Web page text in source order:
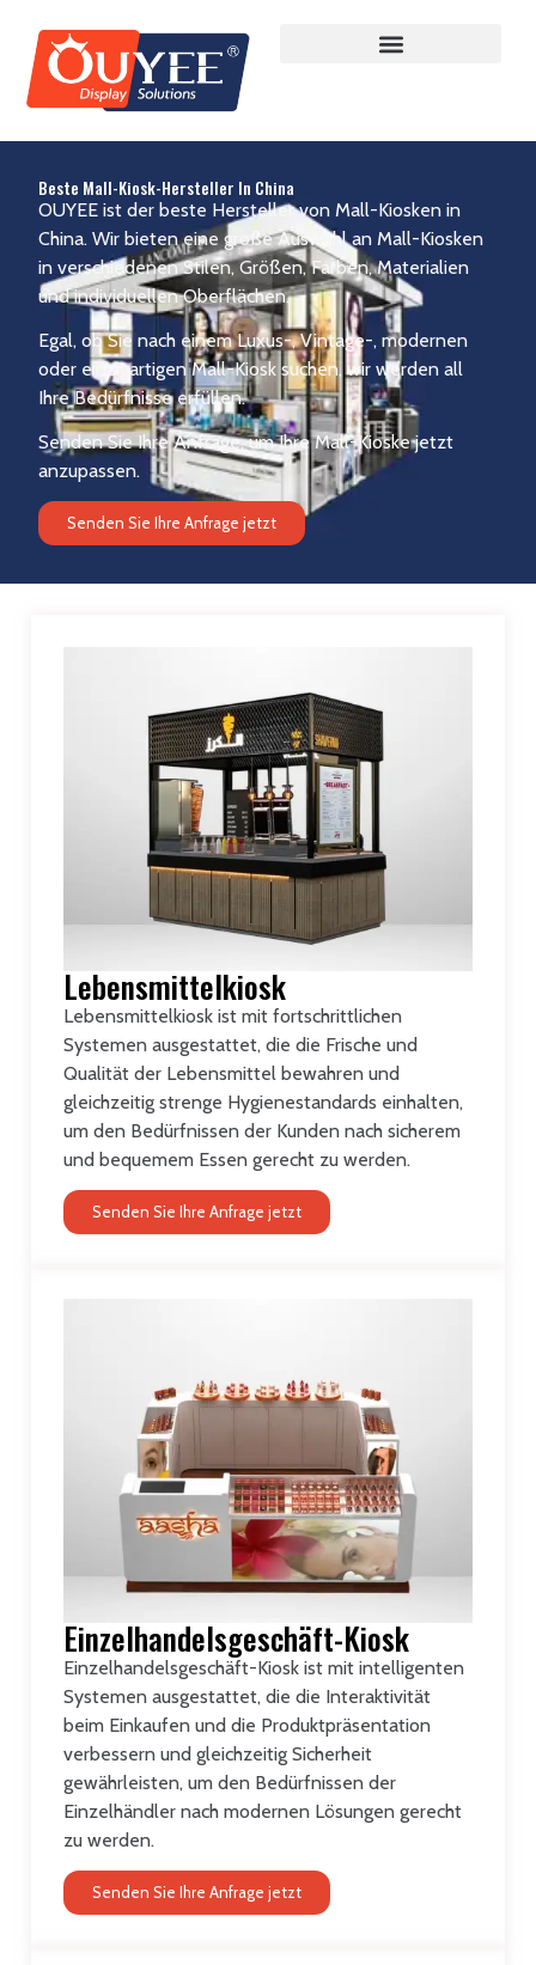
Beste Mall-Kiosk-Hersteller In China
OUYEE ist der beste Hersteller von Mall-Kiosken in
China. Wir bieten eine große Auswahl an Mall-Kiosken
in verschiedenen Stilen, Größen, Farben, Materialien
und individuellen Oberflächen.
Egal, ob Sie nach einem Luxus-, Vintage-, modernen
oder einzigartigen Mall-Kiosk suchen, wir werden all
Ihre Bedürfnisse erfüllen.
Senden Sie Ihre Anfrage, um Ihre Mall-Kioske jetzt
anzupassen.
Senden Sie Ihre Anfrage jetzt
Lebensmittelkiosk
Lebensmittelkiosk ist mit fortschrittlichen
Systemen ausgestattet, die die Frische und
Qualität der Lebensmittel bewahren und
gleichzeitig strenge Hygienestandards einhalten,
um den Bedürfnissen der Kunden nach sicherem
und bequemem Essen gerecht zu werden.
Senden Sie Ihre Anfrage jetzt
Einzelhandelsgeschäft-Kiosk
Einzelhandelsgeschäft-Kiosk ist mit intelligenten
Systemen ausgestattet, die die Interaktivität
beim Einkaufen und die Produktpräsentation
verbessern und gleichzeitig Sicherheit
gewährleisten, um den Bedürfnissen der
Einzelhändler nach modernen Lösungen gerecht
zu werden.
Senden Sie Ihre Anfrage jetzt